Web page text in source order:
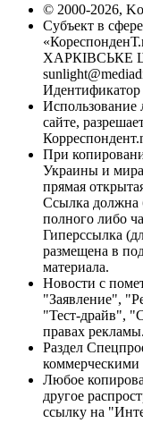
© 2000-2026,
Субъект в
ХАРКІВСЬКЕ
сайте,
При
Украины и
прямая
Ссылка должна
полного либо
Гиперссылка
размещена в
материала.
Новости с
"Заявление",
"Тест-драйв",
правах рекламы.
Раздел
коммерческими
Любое
другое
ссылку на